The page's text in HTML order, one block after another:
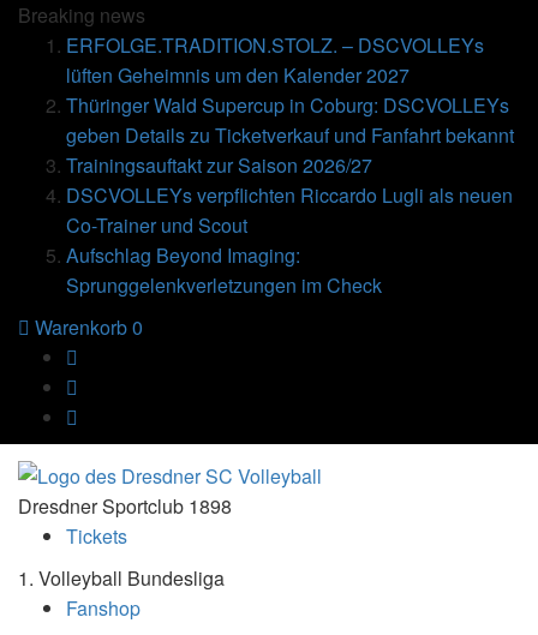
Breaking news
ERFOLGE.TRADITION.STOLZ. – DSCVOLLEYs
lüften Geheimnis um den Kalender 2027
Thüringer Wald Supercup in Coburg: DSCVOLLEYs
geben Details zu Ticketverkauf und Fanfahrt bekannt
Trainingsauftakt zur Saison 2026/27
DSCVOLLEYs verpflichten Riccardo Lugli als neuen
Co-Trainer und Scout
Aufschlag Beyond Imaging:
Sprunggelenkverletzungen im Check
Warenkorb0
Dresdner Sportclub 1898
Tickets
1. Volleyball Bundesliga
Fanshop